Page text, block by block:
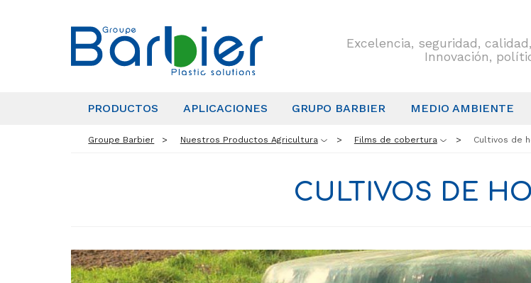
Excelencia, seguridad, calidad,
Innovación,
PRODUCTOS APLICACIONES GRUPO BARBIER MEDIO AMBIENTE
Groupe Barbier Nuestros Productos Agricultura Films de cobertura Cultivos de
CULTIVOS DE